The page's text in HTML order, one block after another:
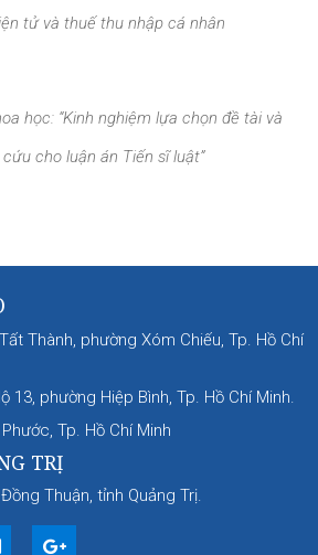
tử và thuế thu nhập cá nhân
học: “Kinh nghiệm lựa chọn đề tài và
cho luận án Tiến sĩ luật”
Thành, phường Xóm Chiếu, Tp. Hồ Chí
13, phường Hiệp Bình, Tp. Hồ Chí Minh.
Tp. Hồ Chí Minh
TRỊ
Thuận, tỉnh Quảng Trị.